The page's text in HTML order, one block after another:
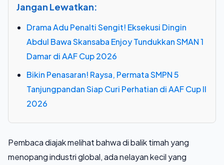
Jangan Lewatkan:
Drama Adu Penalti Sengit! Eksekusi Dingin
Abdul Bawa Skansaba Enjoy Tundukkan SMAN 1
Damar di AAF Cup 2026
Bikin Penasaran! Raysa, Permata SMPN 5
Tanjungpandan Siap Curi Perhatian di AAF Cup II
2026
Pembaca diajak melihat bahwa di balik timah yang
menopang industri global, ada nelayan kecil yang